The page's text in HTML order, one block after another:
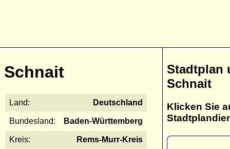
Schnait
Land: Deutschland
Bundesland: Baden-Württemberg
Kreis: Rems-Murr-Kreis
Stadtplan
Schnait
Klicken Sie